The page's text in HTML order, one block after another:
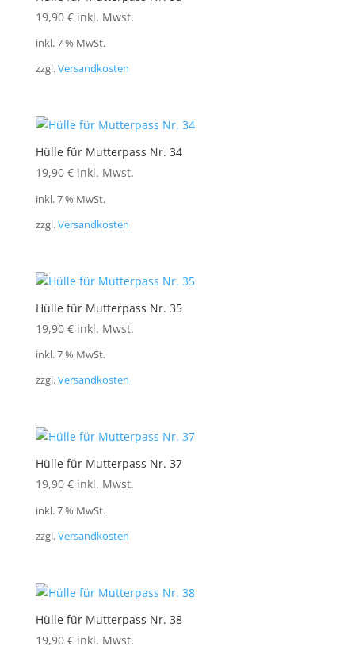
19,90 € inkl. Mwst.
inkl. 7 % MwSt.
zzgl.Versandkosten
Hülle für Mutterpass Nr. 34
19,90 € inkl. Mwst.
inkl. 7 % MwSt.
zzgl.Versandkosten
Hülle für Mutterpass Nr. 35
19,90 € inkl. Mwst.
inkl. 7 % MwSt.
zzgl.Versandkosten
Hülle für Mutterpass Nr. 37
19,90 € inkl. Mwst.
inkl. 7 % MwSt.
zzgl.Versandkosten
Hülle für Mutterpass Nr. 38
19,90 € inkl. Mwst.